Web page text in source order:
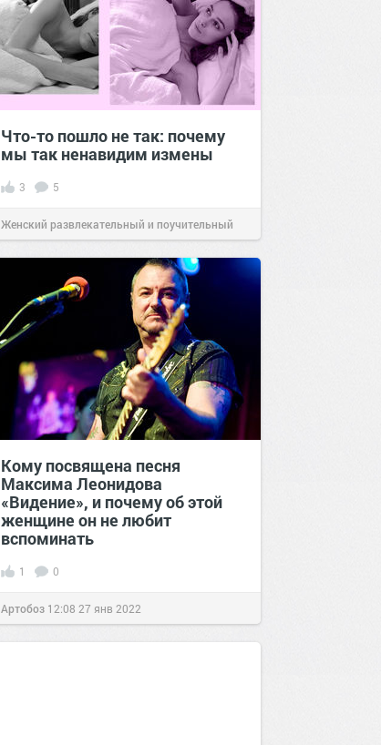
Что-то пошло не так: почему
мы так ненавидим измены
3 5
Женский развлекательный и поучительный
сайт.19:2628 сен 2022
Кому посвящена песня
Максима Леонидова
«Видение», и почему об этой
женщине он не любит
вспоминать
1 0
Артобоз 12:08 27 янв 2022